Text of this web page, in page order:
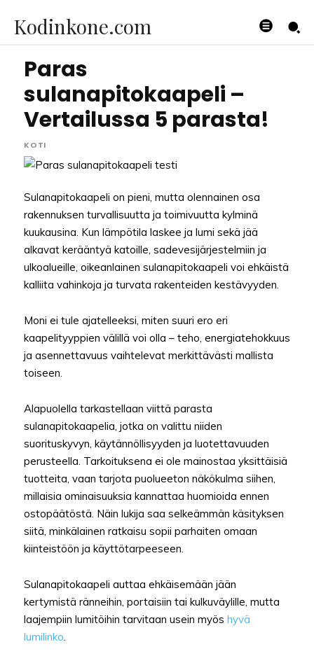
Kodinkone.com
Paras
sulanapitokaapeli –
Vertailussa 5 parasta!
KOTI
Sulanapitokaapeli on pieni, mutta olennainen osa
rakennuksen turvallisuutta ja toimivuutta kylminä
kuukausina. Kun lämpötila laskee ja lumi sekä jää
alkavat kerääntyä katoille, sadevesijärjestelmiin ja
ulkoalueille, oikeanlainen sulanapitokaapeli voi ehkäistä
kalliita vahinkoja ja turvata rakenteiden kestävyyden.
Moni ei tule ajatelleeksi, miten suuri ero eri
kaapelityyppien välillä voi olla – teho, energiatehokkuus
ja asennettavuus vaihtelevat merkittävästi mallista
toiseen.
Alapuolella tarkastellaan viittä parasta
sulanapitokaapelia, jotka on valittu niiden
suorituskyvyn, käytännöllisyyden ja luotettavuuden
perusteella. Tarkoituksena ei ole mainostaa yksittäisiä
tuotteita, vaan tarjota puolueeton näkökulma siihen,
millaisia ominaisuuksia kannattaa huomioida ennen
ostopäätöstä. Näin lukija saa selkeämmän käsityksen
siitä, minkälainen ratkaisu sopii parhaiten omaan
kiinteistöön ja käyttötarpeeseen.
Sulanapitokaapeli auttaa ehkäisemään jään
kertymistä ränneihin, portaisiin tai kulkuväylille, mutta
laajempiin lumitöihin tarvitaan usein myös hyvä
lumilinko